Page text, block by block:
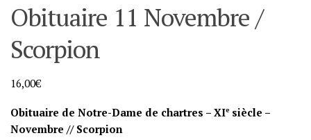
Obituaire 11 Novembre /
Scorpion
16,00€
Obituaire de Notre-Dame de chartres – XIe siècle –
Novembre // Scorpion